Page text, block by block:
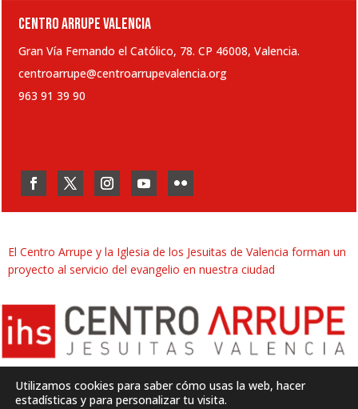
CENTRO ARRUPE VALENCIA
Gran Vía Fernando el Católico, 78. CP 46008, Valencia.
centroarrupe@centroarrupevalencia.org
963 91 39 90
El Centro Arrupe y la Iglesia de los Jesuitas de Valencia forman un
proyecto al servicio del evangelio en nuestra ciudad
Utilizamos cookies para saber cómo usas la web, hacer
estadísticas y para personalizar tu visita.